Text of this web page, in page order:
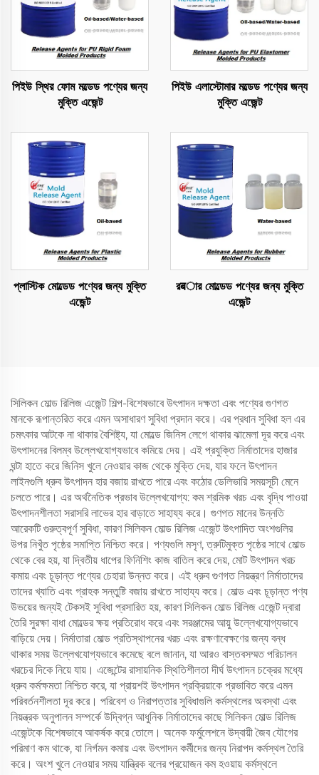
পিইউ স্থির ফোম মল্ডেড পণ্যের জন্য
মুক্তি এজেন্ট
পিইউ এলাস্টোমার মল্ডেড পণ্যের জন্য
মুক্তি এজেন্ট
প্লাস্টিক মোল্ডেড পণ্যের জন্য মুক্তি
এজেন্ট
রबার মোল্ডেড পণ্যের জন্য মুক্তি
এজেন্ট
সিলিকন মোল্ড রিলিজ এজেন্ট শিল্প-বিশেষভাবে উৎপাদন দক্ষতা এবং পণ্যের গুণগত
মানকে রূপান্তরিত করে এমন অসাধারণ সুবিধা প্রদান করে। এর প্রধান সুবিধা হল এর
চমৎকার আটকে না থাকার বৈশিষ্ট্য, যা মোল্ডে জিনিস লেগে থাকার ঝামেলা দূর করে এবং
উৎপাদনের বিলম্ব উল্লেখযোগ্যভাবে কমিয়ে দেয়। এই প্রযুক্তি নির্মাতাদের হাজার
ঘন্টা হাতে করে জিনিস খুলে নেওয়ার কাজ থেকে মুক্তি দেয়, যার ফলে উৎপাদন
লাইনগুলি ধ্রুব উৎপাদন হার বজায় রাখতে পারে এবং কঠোর ডেলিভারি সময়সূচী মেনে
চলতে পারে। এর অর্থনৈতিক প্রভাব উল্লেখযোগ্য: কম শ্রমিক খরচ এবং বৃদ্ধি পাওয়া
উৎপাদনশীলতা সরাসরি লাভের হার বাড়াতে সাহায্য করে। গুণগত মানের উন্নতি
আরেকটি গুরুত্বপূর্ণ সুবিধা, কারণ সিলিকন মোল্ড রিলিজ এজেন্ট উৎপাদিত অংশগুলির
উপর নিখুঁত পৃষ্ঠের সমাপ্তি নিশ্চিত করে। পণ্যগুলি মসৃণ, ত্রুটিমুক্ত পৃষ্ঠের সাথে মোল্ড
থেকে বের হয়, যা দ্বিতীয় ধাপের ফিনিশিং কাজ বাতিল করে দেয়, মোট উৎপাদন খরচ
কমায় এবং চূড়ান্ত পণ্যের চেহারা উন্নত করে। এই ধ্রুব গুণগত নিয়ন্ত্রণ নির্মাতাদের
তাদের খ্যাতি এবং গ্রাহক সন্তুষ্টি বজায় রাখতে সাহায্য করে। মোল্ড এবং চূড়ান্ত পণ্য
উভয়ের জন্যই টেকসই সুবিধা প্রসারিত হয়, কারণ সিলিকন মোল্ড রিলিজ এজেন্ট দ্বারা
তৈরি সুরক্ষা বাধা মোল্ডের ক্ষয় প্রতিরোধ করে এবং সরঞ্জামের আয়ু উল্লেখযোগ্যভাবে
বাড়িয়ে দেয়। নির্মাতারা মোল্ড প্রতিস্থাপনের খরচ এবং রক্ষণাবেক্ষণের জন্য বন্ধ
থাকার সময় উল্লেখযোগ্যভাবে কমেছে বলে জানান, যা আরও বাস্তবসম্মত পরিচালন
খরচের দিকে নিয়ে যায়। এজেন্টের রাসায়নিক স্থিতিশীলতা দীর্ঘ উৎপাদন চক্রের মধ্যে
ধ্রুব কর্মক্ষমতা নিশ্চিত করে, যা প্রায়শই উৎপাদন প্রক্রিয়াকে প্রভাবিত করে এমন
পরিবর্তনশীলতা দূর করে। পরিবেশ ও নিরাপত্তার সুবিধাগুলি কর্মস্থলের অবস্থা এবং
নিয়ন্ত্রক অনুপালন সম্পর্কে উদ্বিগ্ন আধুনিক নির্মাতাদের কাছে সিলিকন মোল্ড রিলিজ
এজেন্টকে বিশেষভাবে আকর্ষক করে তোলে। অনেক ফর্মুলেশনে উদ্বায়ী জৈব যৌগের
পরিমাণ কম থাকে, যা নির্গমন কমায় এবং উৎপাদন কর্মীদের জন্য নিরাপদ কর্মস্থল তৈরি
করে। অংশ খুলে নেওয়ার সময় যান্ত্রিক বলের প্রয়োজন কম হওয়ায় কর্মস্থলে